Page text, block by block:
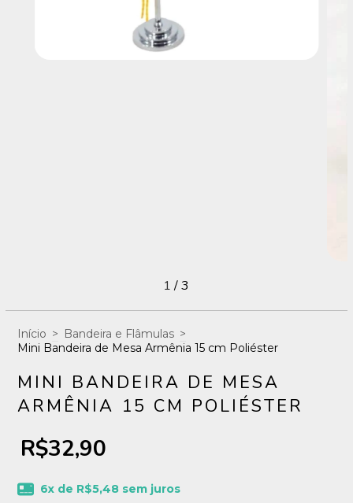
1/3
Início > Bandeira e Flâmulas >
Mini Bandeira de Mesa Armênia 15 cm Poliéster
MINI BANDEIRA DE MESA
ARMÊNIA 15 CM POLIÉSTER
R$32,90
6x de R$5,48sem juros